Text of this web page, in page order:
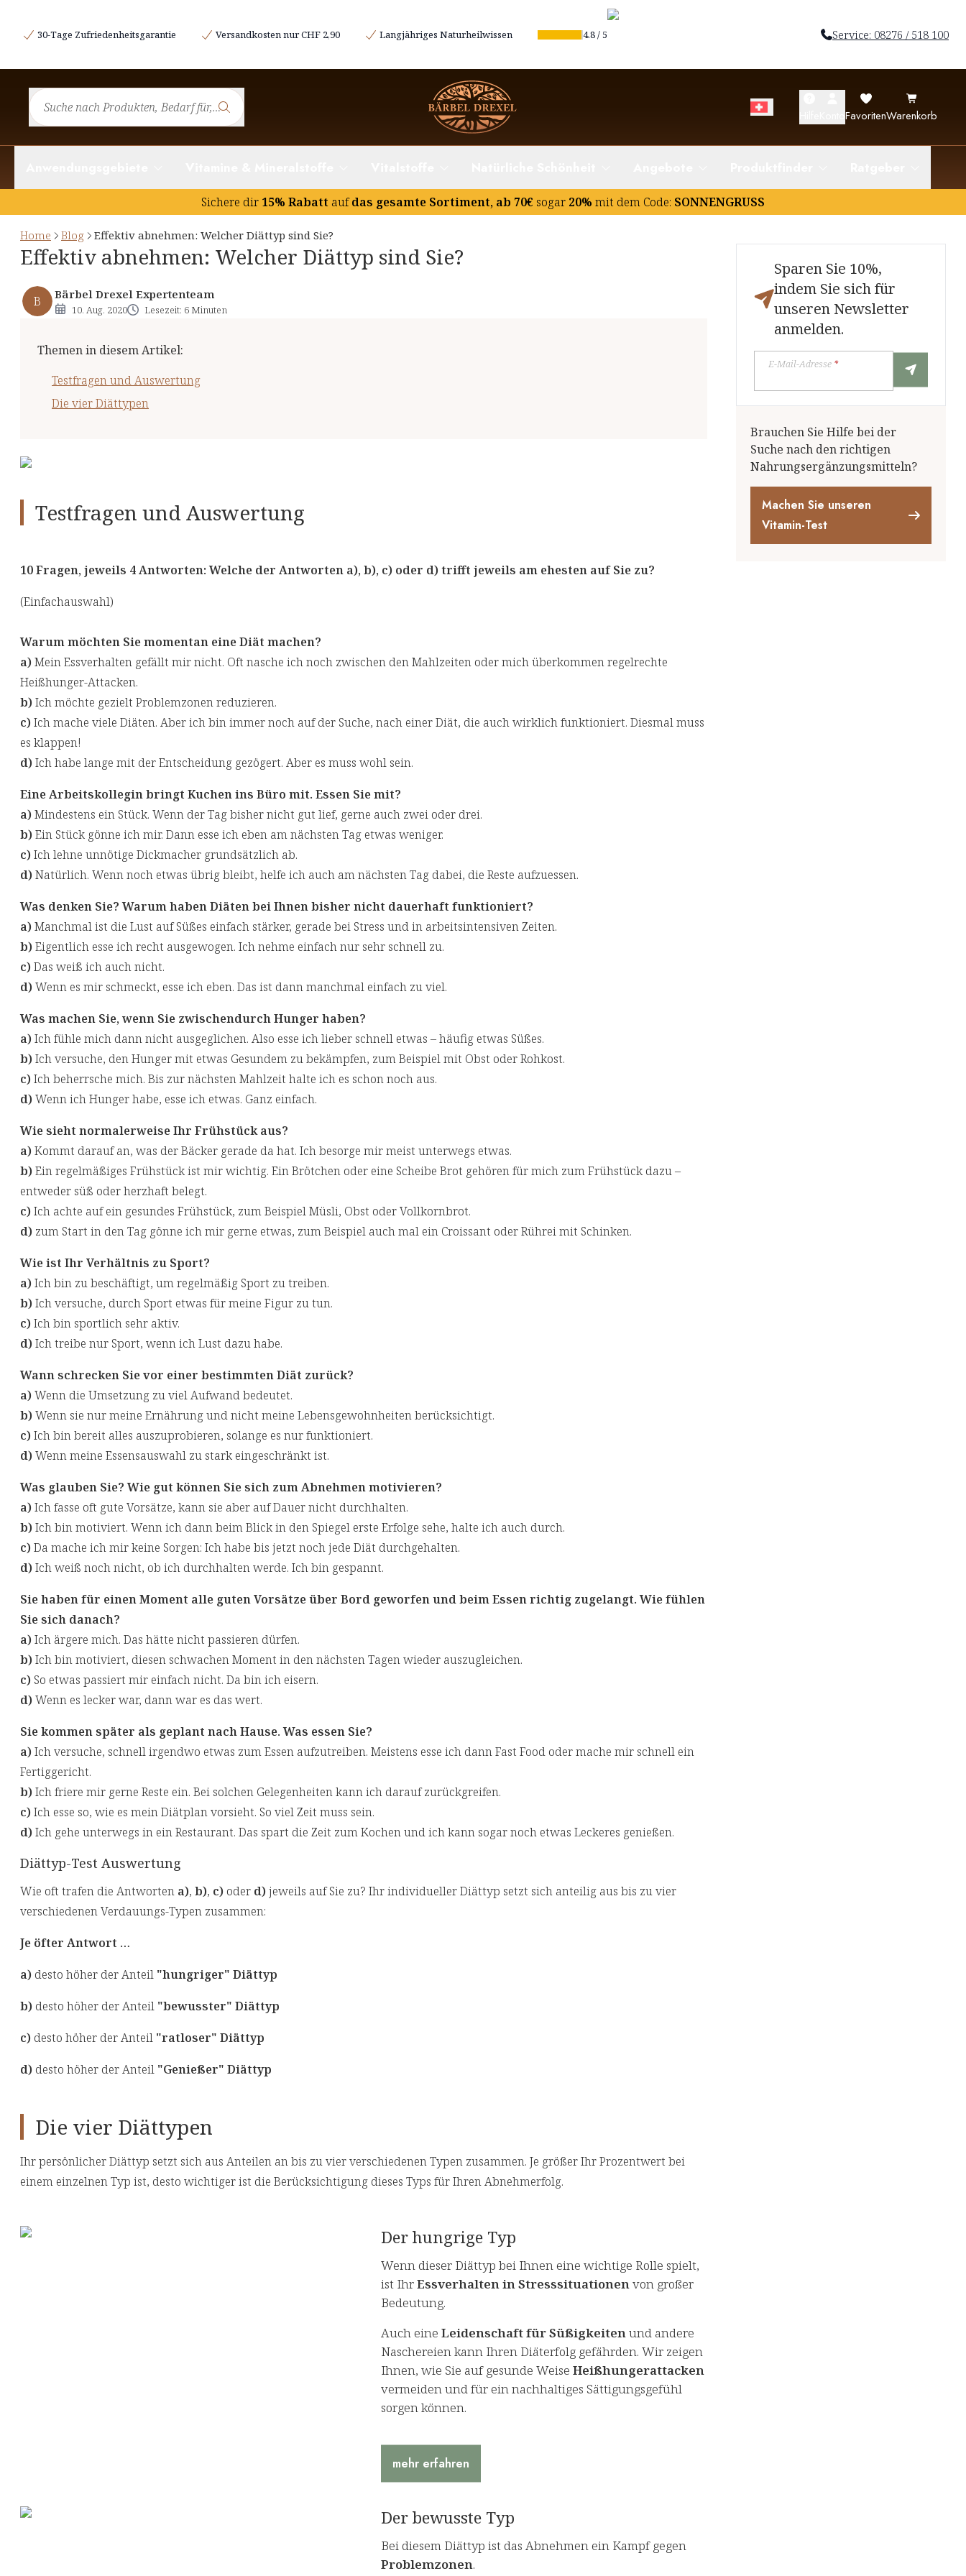
30-Tage Zufriedenheitsgarantie Versandkosten nur CHF 2,90 Langjähriges Naturheilwissen 4.8/5 Service: 08276 / 518 100
FavoritenWarenkorb
Sichere dir 15% Rabatt aufdas gesamte Sortiment, ab 70€ sogar 20% mit dem Code: SONNENGRUSS
Home Blog Effektiv abnehmen: Welcher Diättyp sind Sie?
Effektiv abnehmen: Welcher Diättyp sind Sie?
B Bärbel Drexel Expertenteam
10. Aug. 2020 Lesezeit: 6 Minuten
Themen in diesem Artikel:
Testfragen und Auswertung
Die vier Diättypen
Testfragen und Auswertung
Testfragen und Auswertung
10 Fragen, jeweils 4 Antworten: Welche der Antworten a), b), c) oder d) trifft jeweils am ehesten auf Sie zu?
(Einfachauswahl)
Warum möchten Sie momentan eine Diät machen?
a) Mein Essverhalten gefällt mir nicht. Oft nasche ich noch zwischen den Mahlzeiten oder mich überkommen regelrechte
Heißhunger-Attacken.
b) Ich möchte gezielt Problemzonen reduzieren.
c) Ich mache viele Diäten. Aber ich bin immer noch auf der Suche, nach einer Diät, die auch wirklich funktioniert. Diesmal muss
es klappen!
d) Ich habe lange mit der Entscheidung gezögert. Aber es muss wohl sein.
Eine Arbeitskollegin bringt Kuchen ins Büro mit. Essen Sie mit?
a) Mindestens ein Stück. Wenn der Tag bisher nicht gut lief, gerne auch zwei oder drei.
b) Ein Stück gönne ich mir. Dann esse ich eben am nächsten Tag etwas weniger.
c) Ich lehne unnötige Dickmacher grundsätzlich ab.
d) Natürlich. Wenn noch etwas übrig bleibt, helfe ich auch am nächsten Tag dabei, die Reste aufzuessen.
Was denken Sie? Warum haben Diäten bei Ihnen bisher nicht dauerhaft funktioniert?
a) Manchmal ist die Lust auf Süßes einfach stärker, gerade bei Stress und in arbeitsintensiven Zeiten.
b) Eigentlich esse ich recht ausgewogen. Ich nehme einfach nur sehr schnell zu.
c) Das weiß ich auch nicht.
d) Wenn es mir schmeckt, esse ich eben. Das ist dann manchmal einfach zu viel.
Was machen Sie, wenn Sie zwischendurch Hunger haben?
a) Ich fühle mich dann nicht ausgeglichen. Also esse ich lieber schnell etwas – häufig etwas Süßes.
b) Ich versuche, den Hunger mit etwas Gesundem zu bekämpfen, zum Beispiel mit Obst oder Rohkost.
c) Ich beherrsche mich. Bis zur nächsten Mahlzeit halte ich es schon noch aus.
d) Wenn ich Hunger habe, esse ich etwas. Ganz einfach.
Wie sieht normalerweise Ihr Frühstück aus?
a) Kommt darauf an, was der Bäcker gerade da hat. Ich besorge mir meist unterwegs etwas.
b) Ein regelmäßiges Frühstück ist mir wichtig. Ein Brötchen oder eine Scheibe Brot gehören für mich zum Frühstück dazu –
entweder süß oder herzhaft belegt.
c) Ich achte auf ein gesundes Frühstück, zum Beispiel Müsli, Obst oder Vollkornbrot.
d) zum Start in den Tag gönne ich mir gerne etwas, zum Beispiel auch mal ein Croissant oder Rührei mit Schinken.
Wie ist Ihr Verhältnis zu Sport?
a) Ich bin zu beschäftigt, um regelmäßig Sport zu treiben.
b) Ich versuche, durch Sport etwas für meine Figur zu tun.
c) Ich bin sportlich sehr aktiv.
d) Ich treibe nur Sport, wenn ich Lust dazu habe.
Wann schrecken Sie vor einer bestimmten Diät zurück?
a) Wenn die Umsetzung zu viel Aufwand bedeutet.
b) Wenn sie nur meine Ernährung und nicht meine Lebensgewohnheiten berücksichtigt.
c) Ich bin bereit alles auszuprobieren, solange es nur funktioniert.
d) Wenn meine Essensauswahl zu stark eingeschränkt ist.
Was glauben Sie? Wie gut können Sie sich zum Abnehmen motivieren?
a) Ich fasse oft gute Vorsätze, kann sie aber auf Dauer nicht durchhalten.
b) Ich bin motiviert. Wenn ich dann beim Blick in den Spiegel erste Erfolge sehe, halte ich auch durch.
c) Da mache ich mir keine Sorgen: Ich habe bis jetzt noch jede Diät durchgehalten.
d) Ich weiß noch nicht, ob ich durchhalten werde. Ich bin gespannt.
Sie haben für einen Moment alle guten Vorsätze über Bord geworfen und beim Essen richtig zugelangt. Wie fühlen
Sie sich danach?
a) Ich ärgere mich. Das hätte nicht passieren dürfen.
b) Ich bin motiviert, diesen schwachen Moment in den nächsten Tagen wieder auszugleichen.
c) So etwas passiert mir einfach nicht. Da bin ich eisern.
d) Wenn es lecker war, dann war es das wert.
Sie kommen später als geplant nach Hause. Was essen Sie?
a) Ich versuche, schnell irgendwo etwas zum Essen aufzutreiben. Meistens esse ich dann Fast Food oder mache mir schnell ein
Fertiggericht.
b) Ich friere mir gerne Reste ein. Bei solchen Gelegenheiten kann ich darauf zurückgreifen.
c) Ich esse so, wie es mein Diätplan vorsieht. So viel Zeit muss sein.
d) Ich gehe unterwegs in ein Restaurant. Das spart die Zeit zum Kochen und ich kann sogar noch etwas Leckeres genießen.
Diättyp-Test Auswertung
Wie oft trafen die Antworten a), b), c) oder d) jeweils auf Sie zu? Ihr individueller Diättyp setzt sich anteilig aus bis zu vier
verschiedenen Verdauungs-Typen zusammen:
Je öfter Antwort …
a) desto höher der Anteil "hungriger" Diättyp
b) desto höher der Anteil "bewusster" Diättyp
c) desto höher der Anteil "ratloser" Diättyp
d) desto höher der Anteil "Genießer" Diättyp
Die vier Diättypen
Ihr persönlicher Diättyp setzt sich aus Anteilen an bis zu vier verschiedenen Typen zusammen. Je größer Ihr Prozentwert bei
einem einzelnen Typ ist, desto wichtiger ist die Berücksichtigung dieses Typs für Ihren Abnehmerfolg.
Der hungrige Typ
Wenn dieser Diättyp bei Ihnen eine wichtige Rolle spielt,
ist IhrEssverhalten in Stresssituationenvon großer
Bedeutung.
Auch eine Leidenschaft für Süßigkeitenund andere
Naschereien kann Ihren Diäterfolg gefährden. Wir zeigen
Ihnen, wie Sie auf gesunde Weise Heißhungerattacken
vermeiden und für ein nachhaltiges Sättigungsgefühl
sorgen können.
mehr erfahren
Der bewusste Typ
Bei diesem Diättyp ist das Abnehmen ein Kampf gegen
Problemzonen.
Sparen Sie 10%,
indem Sie sich für
unseren Newsletter
anmelden.
E-Mail-Adresse*
Brauchen Sie Hilfe bei der
Suche nach den richtigen
Nahrungsergänzungsmitteln?
Machen Sie unseren
Vitamin-Test